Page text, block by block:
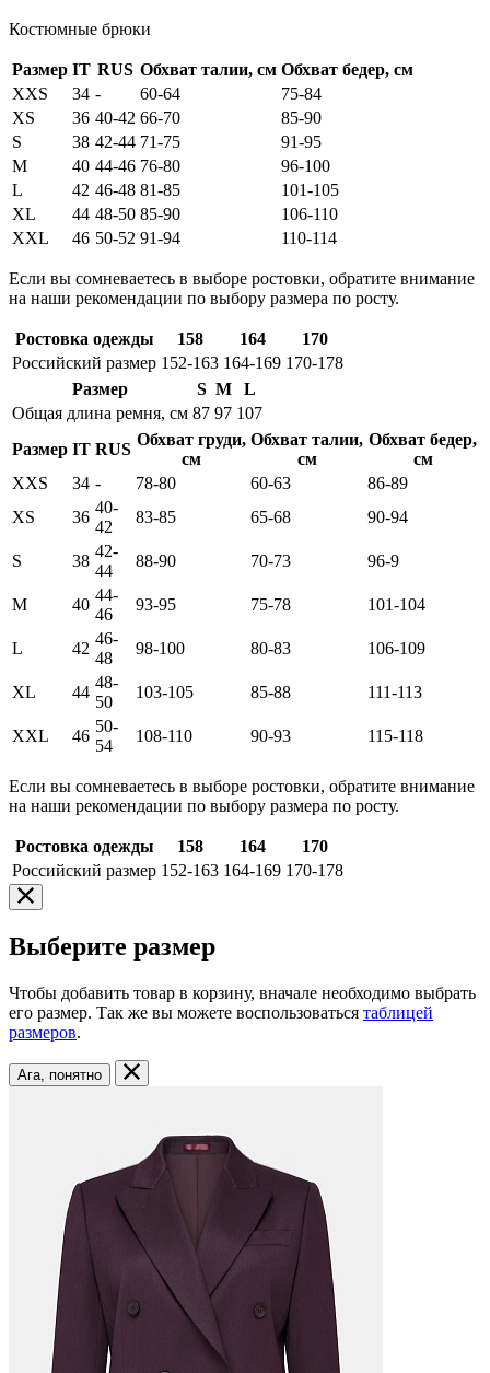
Костюмные брюки
Размер IT RUS Обхват талии, см Обхват бедер, см
XXS
34 - 60-64
75-84
XS
36 40-42 66-70
85-90
S
38 42-44 71-75
91-95
M
40 44-46 76-80
96-100
L
42 46-48 81-85
101-105
XL
44 48-50 85-90
106-110
XXL
46 50-52 91-94 110-114
Если вы сомневаетесь в выборе ростовки, обратите внимание
на наши рекомендации по выбору размера по росту.
Ростовка одежды 158 164
170
Российский размер 152-163 164-169 170-178
Размер
S M
L
Общая длина ремня, см 87 97 107
Размер IT RUS
Обхват груди,
см
Обхват талии,
см
Обхват бедер,
см
XXS
34 - 78-80 60-63
86-89
XS
36
40-
42
83-85 65-68 90-94
S 38
42-
44
88-90 70-73 96-9
M 40
44-
46
93-95 75-78 101-104
L 42
46-
48
98-100 80-83 106-109
XL 44
48-
50
103-105 85-88 111-113
XXL 46
50-
54
108-110 90-93 115-118
Если вы сомневаетесь в выборе ростовки, обратите внимание
на наши рекомендации по выбору размера по росту.
Ростовка одежды 158 164
170
Российский размер 152-163 164-169 170-178
Выберите размер
Чтобы добавить товар в корзину, вначале необходимо выбрать
его размер. Так же вы можете воспользоваться таблицей
размеров.
Ага, понятно